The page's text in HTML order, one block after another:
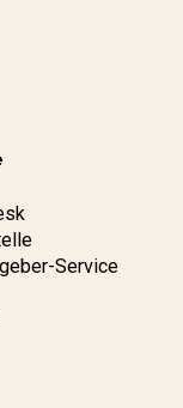
Service